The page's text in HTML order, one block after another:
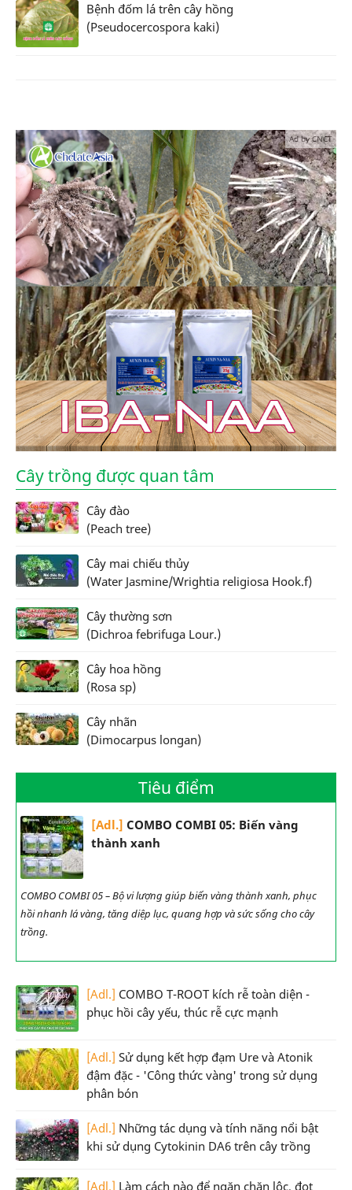
Bệnh đốm lá trên cây hồng
(Pseudocercospora kaki)
Ad by CNCT
Cây trồng được quan tâm
Cây đào
(Peach tree)
Cây mai chiếu thủy
(Water Jasmine/Wrightia religiosa Hook.f)
Cây thường sơn
(Dichroa febrifuga Lour.)
Cây hoa hồng
(Rosa sp)
Cây nhãn
(Dimocarpus longan)
Tiêu điểm
[Adl.] COMBO COMBI 05: Biến vàng
thành xanh
COMBO COMBI 05 – Bộ vi lượng giúp biến vàng thành xanh, phục
hồi nhanh lá vàng, tăng diệp lục, quang hợp và sức sống cho cây
trồng.
[Adl.] COMBO T-ROOT kích rễ toàn diện -
phục hồi cây yếu, thúc rễ cực mạnh
[Adl.] Sử dụng kết hợp đạm Ure và Atonik
đậm đặc - 'Công thức vàng' trong sử dụng
phân bón
[Adl.] Những tác dụng và tính năng nổi bật
khi sử dụng Cytokinin DA6 trên cây trồng
[Adl.] Làm cách nào để ngăn chặn lộc, đọt